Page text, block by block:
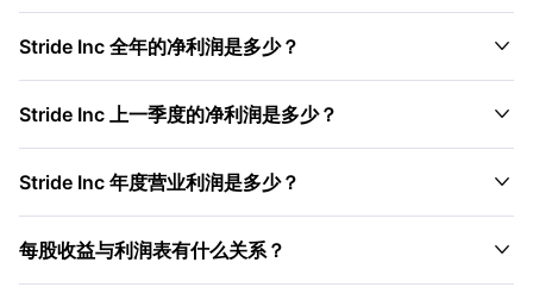
Stride Inc 全年的净利润是多少？ 
Stride Inc 上一季度的净利润是多少？ 
Stride Inc 年度营业利润是多少？ 
每股收益与利润表有什么关系？ 